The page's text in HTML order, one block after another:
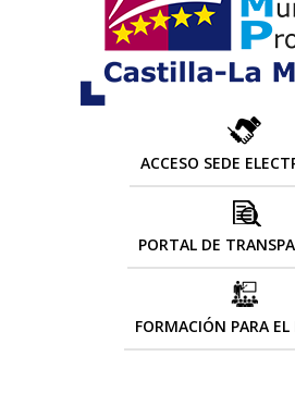
ACCESO SEDE
PORTAL DE
FORMACIÓN PARA EL